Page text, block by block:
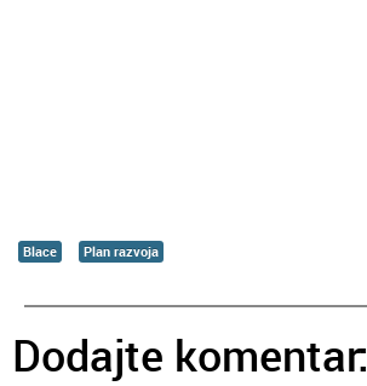
Blace Plan razvoja
Dodajte komentar: